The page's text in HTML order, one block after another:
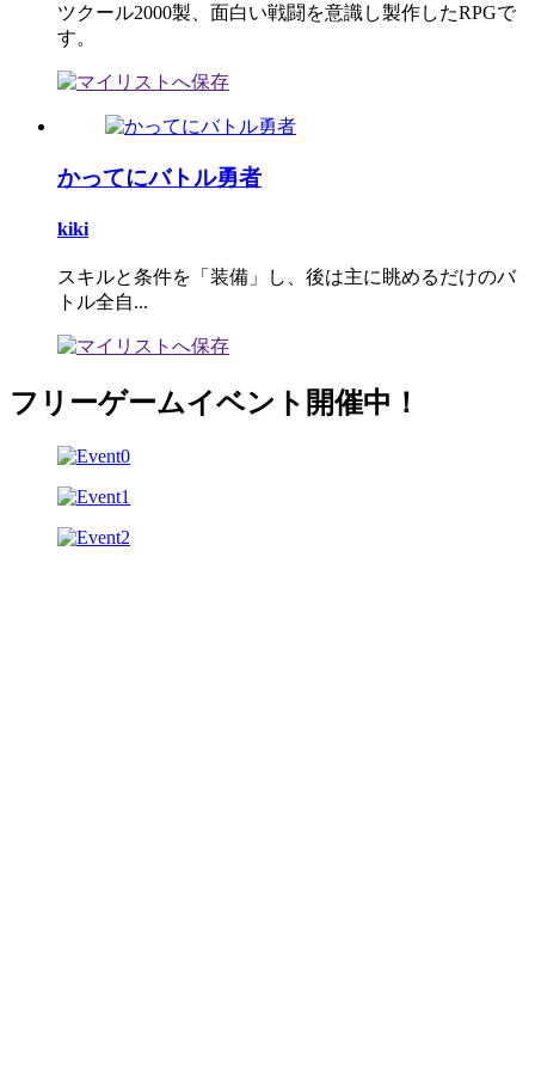
ツクール2000製、面白い戦闘を意識し製作したRPGで
す。
かってにバトル勇者
kiki
スキルと条件を「装備」し、後は主に眺めるだけのバ
トル全自...
フリーゲームイベント開催中！